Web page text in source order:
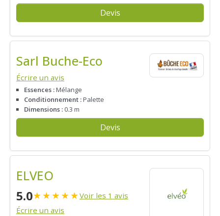
Devis
Sarl Buche-Eco
Écrire un avis
Essences :Mélange
Conditionnement :Palette
Dimensions : 0.3 m
Devis
ELVEO
5.0★★★★★Voir les 1 avis
Écrire un avis